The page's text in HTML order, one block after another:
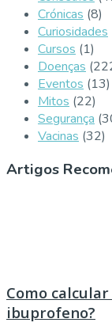
Crónicas (8)
Curiosidades
Cursos (1)
Doenças
Eventos (13)
Mitos (22)
Segurança
Vacinas (32)
Artigos
Como
ibuprofeno?